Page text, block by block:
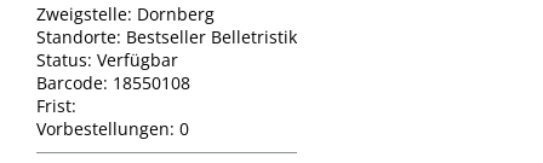
Zweigstelle: Dornberg
Standorte: Bestseller Belletristik
Status: Verfügbar
Barcode: 18550108
Frist:
Vorbestellungen: 0